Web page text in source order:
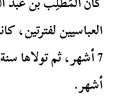
أشهر.